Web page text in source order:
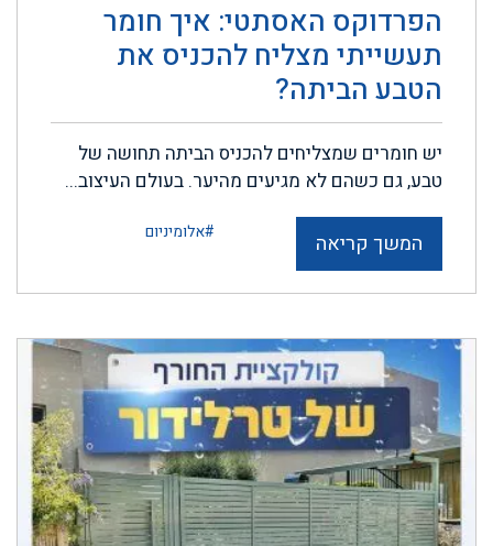
הפרדוקס האסתטי: איך חומר
תעשייתי מצליח להכניס את
הטבע הביתה?
יש חומרים שמצליחים להכניס הביתה תחושה של
טבע, גם כשהם לא מגיעים מהיער. בעולם העיצוב...
המשך קריאה #אלומיניום